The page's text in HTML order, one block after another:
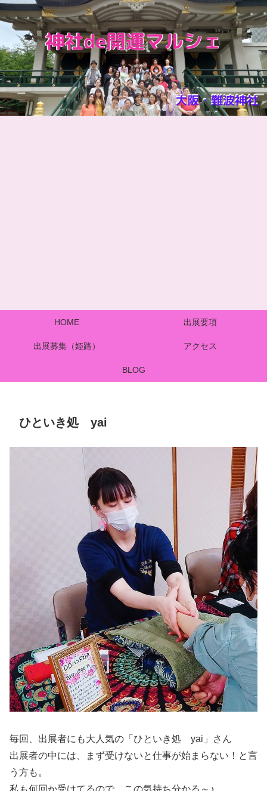
HOME 出展要項
出展募集（姫路） アクセス
BLOG
ひといき処 yai
毎回、出展者にも大人気の「ひといき処 yai」さん
出展者の中には、まず受けないと仕事が始まらない！と言
う方も。
私も何回か受けてるので、この気持ち分かる～♪